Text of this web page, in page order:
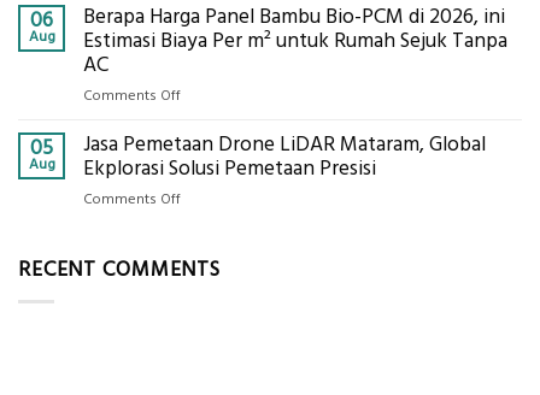
Cara
Kerja,
Manfaatnya
Pemasangan
Bowplank
Ukur
Presisi
untuk
06
Aug
Berapa Harga Panel Bambu Bio-PCM di 2026, ini
Estimasi Biaya Per m² untuk Rumah Sejuk Tanpa
AC
Comments Offon
Harga
Panel
2026,
05
Aug
Jasa Pemetaan Drone LiDAR Mataram, Global
Ekplorasi Solusi Pemetaan Presisi
Comments Offon
Drone
RECENT COMMENTS